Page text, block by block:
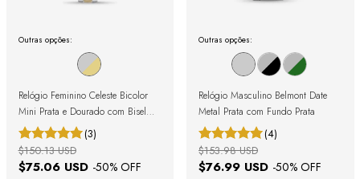
Outras opções:
Relógio Feminino Celeste Bicolor
Mini Prata e Dourado com Bisel
Canelado
(3)
$75.06 USD -50% OFF
$150.13 USD
Outras opções:
Relógio Masculino Belmont Date
Metal Prata com Fundo Prata
(4)
$76.99 USD -50% OFF
$153.98 USD